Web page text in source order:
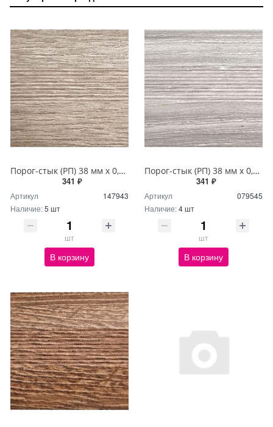
Порог-стык (РП) 38 мм х 0,9м Дуб аманд
341 ₽
Артикул
147943
Наличие:5 шт
шт
В корзину
Порог-стык (РП) 38 мм х 0,9м Дуб босфор
341 ₽
Артикул
079545
Наличие:4 шт
шт
В корзину